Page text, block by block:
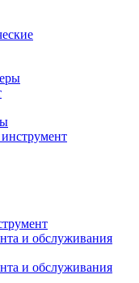
и обслуживания
и обслуживания